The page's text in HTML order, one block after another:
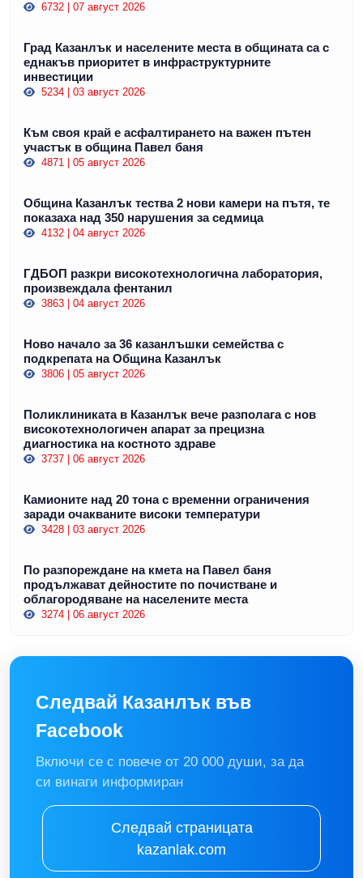
6732 | 07 август 2026
Град Казанлък и населените места в общината са с
еднакъв приоритет в инфраструктурните
инвестиции
5234 | 03 август 2026
Към своя край е асфалтирането на важен пътен
участък в община Павел баня
4871 | 05 август 2026
Община Казанлък тества 2 нови камери на пътя, те
показаха над 350 нарушения за седмица
4132 | 04 август 2026
ГДБОП разкри високотехнологична лаборатория,
произвеждала фентанил
3863 | 04 август 2026
Ново начало за 36 казанлъшки семейства с
подкрепата на Община Казанлък
3806 | 05 август 2026
Поликлиниката в Казанлък вече разполага с нов
високотехнологичен апарат за прецизна
диагностика на костното здраве
3737 | 06 август 2026
Камионите над 20 тона с временни ограничения
заради очакваните високи температури
3428 | 03 август 2026
По разпореждане на кмета на Павел баня
продължават дейностите по почистване и
облагородяване на населените места
3274 | 06 август 2026
Следвай Казанлък във
Facebook
Включи се с повече от 20 000 души, за да
си винаги информиран
Следвай страницата
kazanlak.com